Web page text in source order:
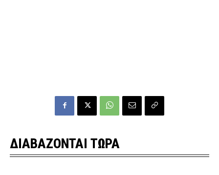
ΔΙΑΒΑΖΟΝΤΑΙ ΤΩΡΑ